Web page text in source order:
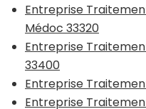
Entreprise
Médoc 33320
Entreprise
33400
Entreprise
Entreprise